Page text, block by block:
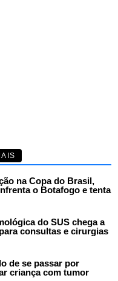
na Copa do Brasil,
o Botafogo e tenta
do SUS chega a
consultas e cirurgias
de se passar por
criança com tumor